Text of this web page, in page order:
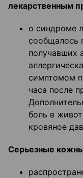
лекарственным
о синдроме
сообщалось
получавших
симптомом
часа после
боль в
кровяное
Серьезные